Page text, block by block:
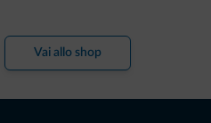
Vai allo shop